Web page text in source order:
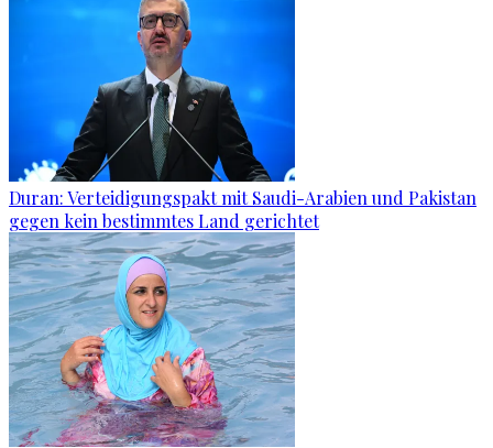
Duran: Verteidigungspakt mit Saudi-Arabien und Pakistan
gegen kein bestimmtes Land gerichtet